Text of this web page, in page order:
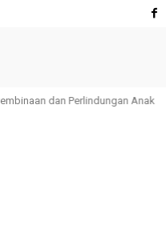
dan Perlindungan Anak